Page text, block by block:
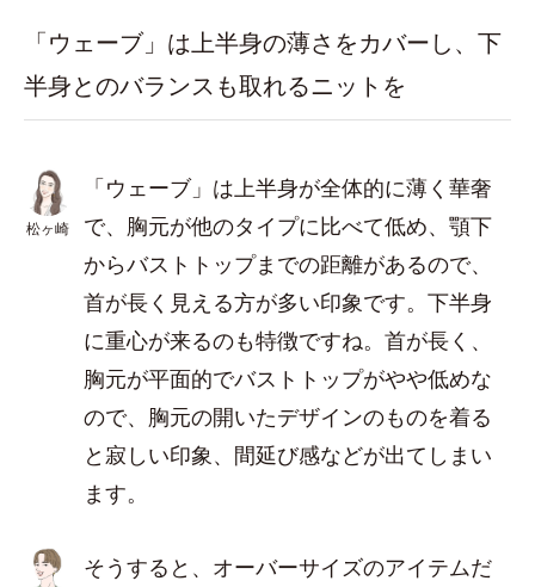
「ウェーブ」は上半身の薄さをカバーし、下
半身とのバランスも取れるニットを
松ヶ崎
「ウェーブ」は上半身が全体的に薄く華奢
で、胸元が他のタイプに比べて低め、顎下
からバストトップまでの距離があるので、
首が長く見える方が多い印象です。下半身
に重心が来るのも特徴ですね。首が長く、
胸元が平面的でバストトップがやや低めな
ので、胸元の開いたデザインのものを着る
と寂しい印象、間延び感などが出てしまい
ます。
そうすると、オーバーサイズのアイテムだ